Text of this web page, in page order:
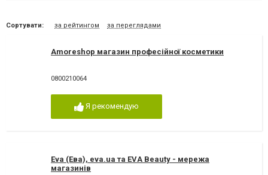
Сортувати: за рейтингом за переглядами
Amoreshop магазин професійної косметики
0800210064
Я рекомендую
Eva (Ева), eva.ua та EVA Beauty - мережа
магазинів